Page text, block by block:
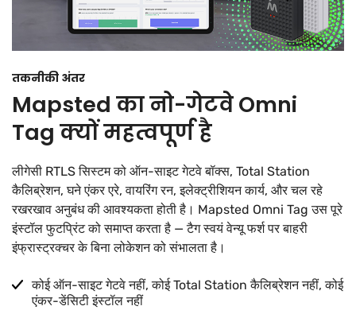
तकनीकी अंतर
Mapsted का नो-गेटवे Omni
Tag क्यों महत्वपूर्ण है
लीगेसी RTLS सिस्टम को ऑन-साइट गेटवे बॉक्स, Total Station
कैलिब्रेशन, घने एंकर एरे, वायरिंग रन, इलेक्ट्रीशियन कार्य, और चल रहे
रखरखाव अनुबंध की आवश्यकता होती है। Mapsted Omni Tag उस पूरे
इंस्टॉल फुटप्रिंट को समाप्त करता है — टैग स्वयं वेन्यू फर्श पर बाहरी
इंफ्रास्ट्रक्चर के बिना लोकेशन को संभालता है।
कोई ऑन-साइट गेटवे नहीं, कोई Total Station कैलिब्रेशन नहीं, कोई
एंकर-डेंसिटी इंस्टॉल नहीं